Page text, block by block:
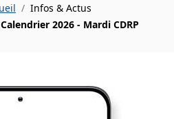
Infos & Actus
Calendrier 2026 - Mardi CDRP